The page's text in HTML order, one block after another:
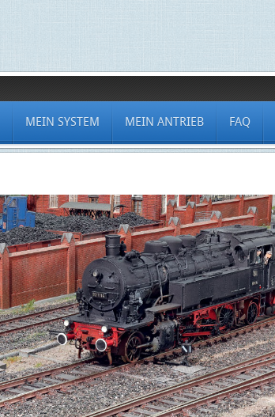
MEIN SYSTEM MEIN ANTRIEB FAQ